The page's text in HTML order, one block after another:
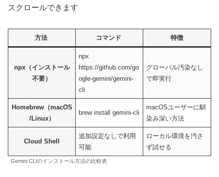
スクロールできます
方法 コマンド 特徴
npx（インストール
不要）
npx
https://github.com/go
ogle-gemini/gemini-
cli
グローバル汚染なし
で即実行
Homebrew（macOS
/Linux）
brew install gemini-cli
macOSユーザーに馴
染み深い方法
Cloud Shell
追加設定なしで利用
可能
ローカル環境を汚さ
ず試せる
Gemini CLIのインストール方法の比較表